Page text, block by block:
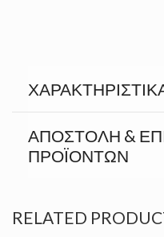
ΑΠΟΣΤΟΛΉ &
ΠΡΟΪΟΝΤΩΝ
RELATED